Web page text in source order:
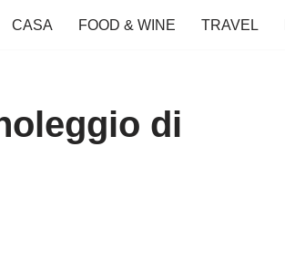
CASA FOOD & WINE TRAVEL
di